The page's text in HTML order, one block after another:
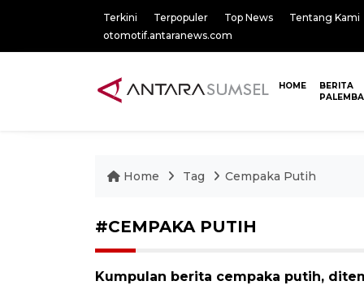
Terkini Terpopuler Top News
Tentang Kami
otomotif.antaranews.com
HOME
BERITA
Home Tag Cempaka Putih
#CEMPAKA PUTIH
Kumpulan berita cempaka putih,